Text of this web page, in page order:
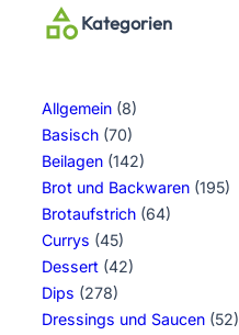
Kategorien
Allgemein (8)
Basisch (70)
Beilagen (142)
Brot und Backwaren (195)
Brotaufstrich (64)
Currys (45)
Dessert (42)
Dips (278)
Dressings und Saucen (52)